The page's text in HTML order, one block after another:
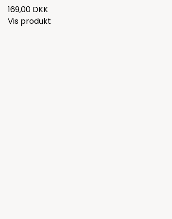
169,00 DKK
Vis produkt